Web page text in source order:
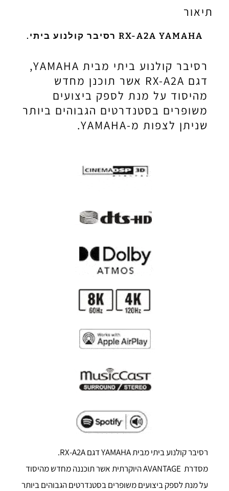
תיאור
RX-A2A YAMAHA רסיבר קולנוע ביתי.
רסיבר קולנוע ביתי מבית YAMAHA,
דגם RX-A2A אשר תוכנן מחדש
מהיסוד על מנת לספק ביצועים
משופרים בסטנדרטים הגבוהים ביותר
שניתן לצפות מ-YAMAHA.
רסיבר קולנוע ביתי מבית YAMAHA דגם RX-A2A.
מסדרת AVANTAGE היוקרתית אשר תוכננה מחדש מהיסוד
על מנת לספק ביצועים משופרים בסטנדרטים הגבוהים ביותר